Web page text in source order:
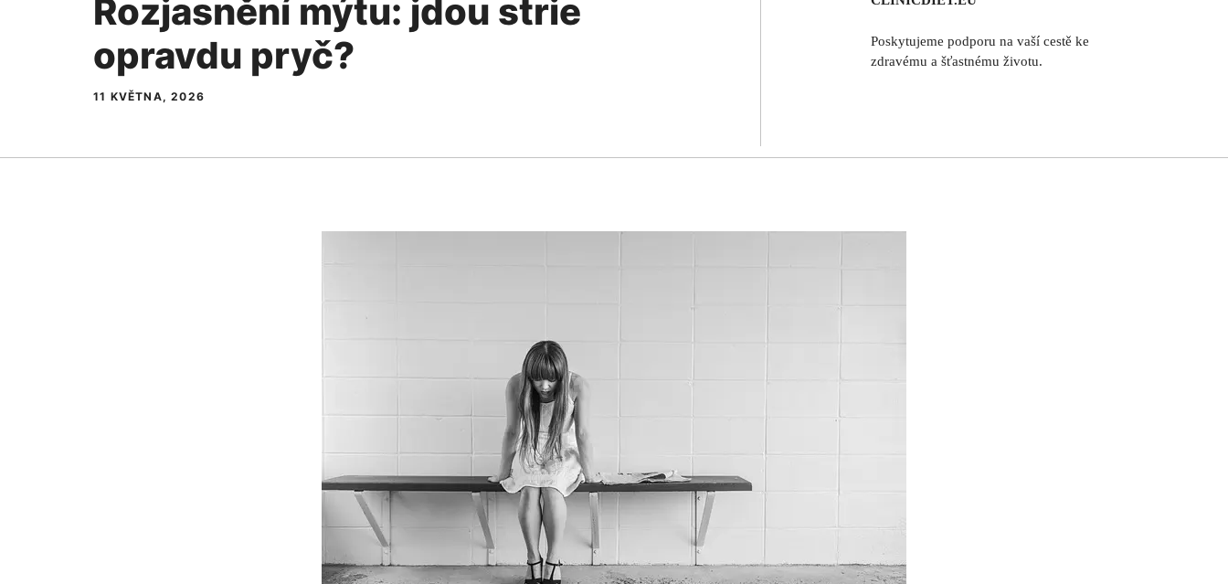
Rozjasnění mýtu: jdou strie
opravdu pryč?
11 KVĚTNA, 2026
Poskytujeme podporu na vaší cestě ke
zdravému a šťastnému životu.